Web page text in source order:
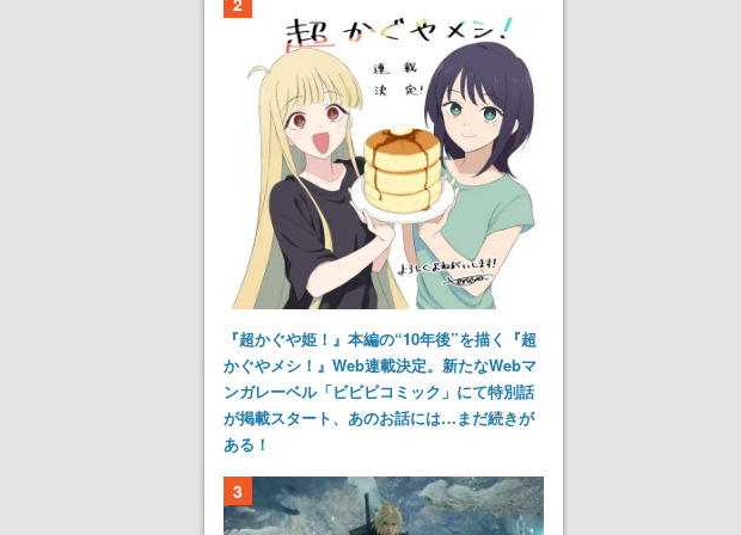
『超かぐや姫！』本編の“10年後”を描く『超
かぐやメシ！』Web連載決定。新たなWebマ
ンガレーベル「ビビビコミック」にて特別話
が掲載スタート、あのお話には…まだ続きが
ある！
3